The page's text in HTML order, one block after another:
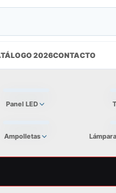
2026CONTACTO
Panel LED
Ampolletas